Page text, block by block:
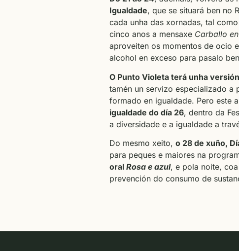
Igualdade, que se situará ben no
cada unha das xornadas, tal
cinco anos a mensaxe Carballo
aproveiten os momentos de ocio
alcohol en exceso para pasalo
O Punto Violeta terá unha
tamén un servizo especializado a
formado en igualdade. Pero este
igualdade do día 26, dentro da
a diversidade e a igualdade a
Do mesmo xeito, o 28 de xuño,
para peques e maiores na
oral Rosa e azul, e pola noite,
prevención do consumo de